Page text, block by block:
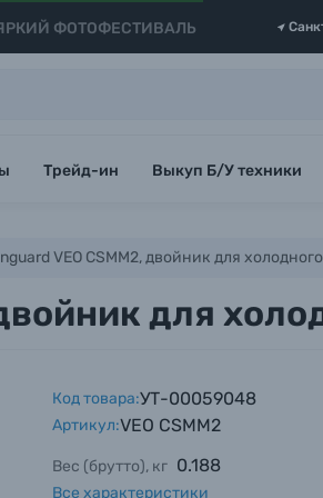
ФОТОФЕСТИВАЛЬ
Трейд-ин Выкуп Б/У техники
VEO CSMM2, двойник для
для
Код товара:УТ-00059048
Артикул:VEO CSMM2
Вес (брутто), кг 0.188
Все характеристики